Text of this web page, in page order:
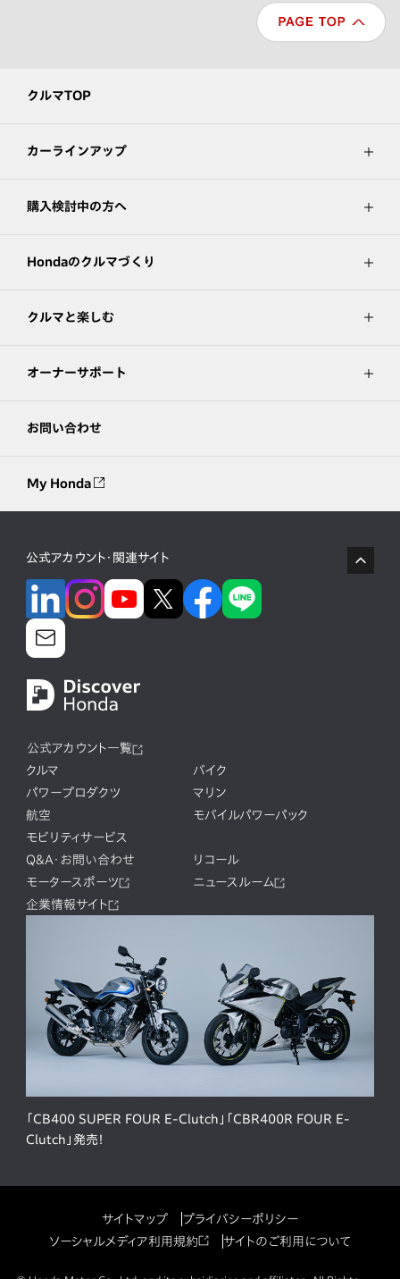
クルマTOP
カーラインアップ
購入検討中の方へ
Hondaのクルマづくり
クルマと楽しむ
オーナーサポート
お問い合わせ
My Honda
公式アカウント・関連サイト
公式アカウント一覧
クルマ
バイク
パワープロダクツ
マリン
航空
モバイルパワーパック
モビリティサービス
Q&A・お問い合わせ
リコール
モータースポーツ
ニュースルーム
企業情報サイト
「CB400 SUPER FOUR E-Clutch」「CBR400R FOUR E-
Clutch」発売！
サイトマップ
プライバシーポリシー
ソーシャルメディア利用規約
サイトのご利用について